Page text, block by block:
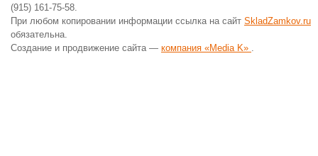
(915) 161-75-58.
При любом копировании информации ссылка на сайт SkladZamkov.ru
обязательна.
Создание и продвижение сайта — компания «Media K» .